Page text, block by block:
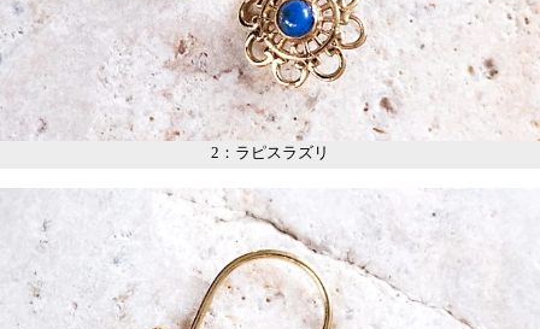
2：ラピスラズリ